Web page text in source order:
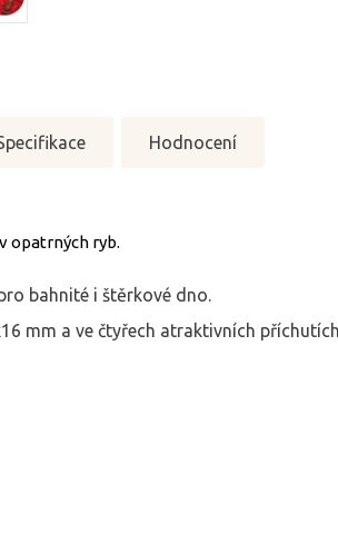
Hodnocení
opatrných ryb.
bahnité i štěrkové dno.
mm a ve čtyřech atraktivních